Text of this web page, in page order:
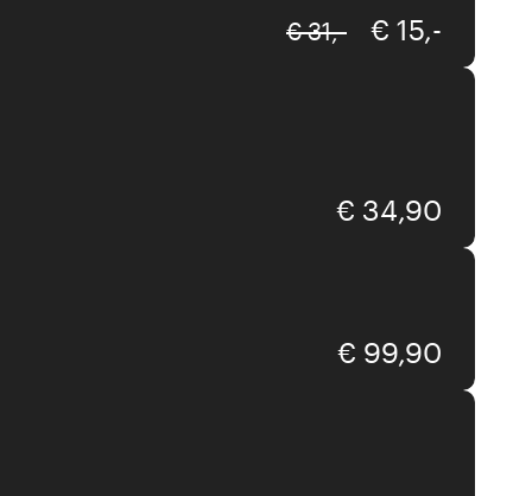
€ 31,- € 15,-
Globo
€ 34,90
Globo
€ 99,90
kdln